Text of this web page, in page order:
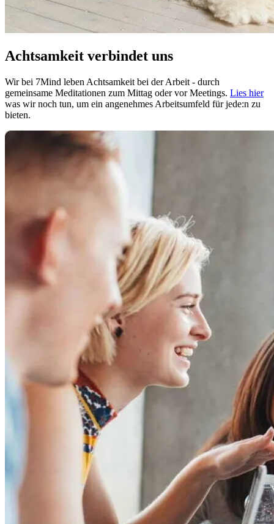
Achtsamkeit verbindet uns
Wir bei 7Mind leben Achtsamkeit bei der Arbeit - durch
gemeinsame Meditationen zum Mittag oder vor Meetings. Lies hier
was wir noch tun, um ein angenehmes Arbeitsumfeld für jede:n zu
bieten.